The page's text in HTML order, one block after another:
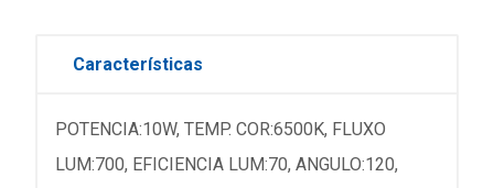
Características
POTENCIA:10W, TEMP. COR:6500K, FLUXO
LUM:700, EFICIENCIA LUM:70, ANGULO:120,